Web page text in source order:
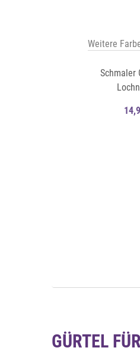
Weitere
Schmaler
GÜRTEL